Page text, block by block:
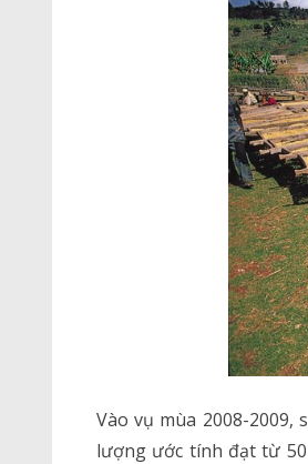
Vào vụ mùa 2008-
lượng ước tính đạt từ 50